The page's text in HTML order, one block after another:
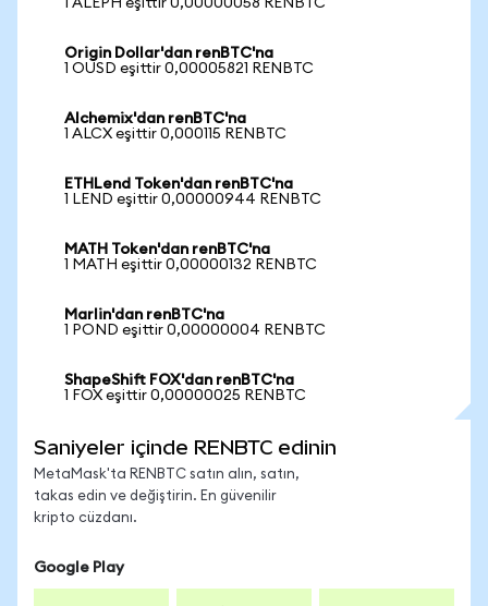
1 ALEPH eşittir 0,00000058 RENBTC
Origin Dollar'dan renBTC'na
1 OUSD eşittir 0,00005821 RENBTC
Alchemix'dan renBTC'na
1 ALCX eşittir 0,000115 RENBTC
ETHLend Token'dan renBTC'na
1 LEND eşittir 0,00000944 RENBTC
MATH Token'dan renBTC'na
1 MATH eşittir 0,00000132 RENBTC
Marlin'dan renBTC'na
1 POND eşittir 0,00000004 RENBTC
ShapeShift FOX'dan renBTC'na
1 FOX eşittir 0,00000025 RENBTC
Saniyeler içinde RENBTC edinin
MetaMask'ta RENBTC satın alın, satın,
takas edin ve değiştirin. En güvenilir
kripto cüzdanı.
Google Play